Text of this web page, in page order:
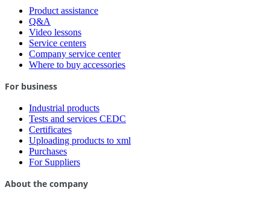
Product assistance
Q&A
Video lessons
Service centers
Company service center
Where to buy accessories
For business
Industrial products
Tests and services CEDC
Certificates
Uploading products to xml
Purchases
For Suppliers
About the company